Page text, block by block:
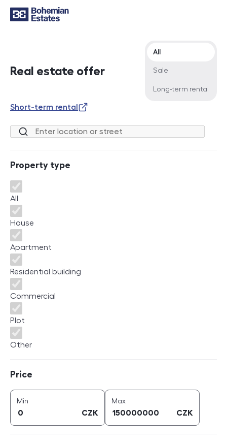
Real estate offer
Offer type
All
Sale
Long-term rental
Short-term rental
Location or street
Property type
Property type
All
House
Apartment
Residential building
Commercial
Plot
Other
Price
Min
CZK
Maxprice (
CZK